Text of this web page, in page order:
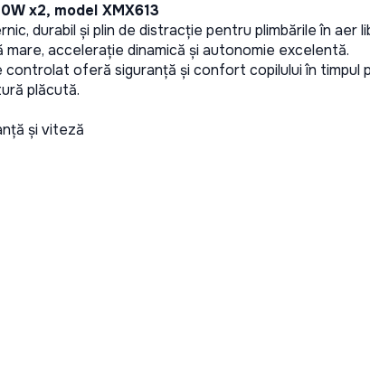
x2, model XMX613
durabil și plin de distracție pentru plimbările în aer
accelerație dinamică și autonomie excelentă.
oferă siguranță și confort copilului în timpul
plăcută.
și viteză